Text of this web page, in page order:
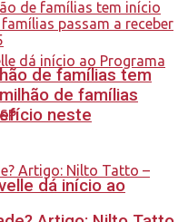
dá início ao
de famílias tem
de famílias
neste